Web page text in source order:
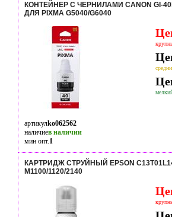
КОНТЕЙНЕР С ЧЕРНИЛАМИ CANON GI-
ДЛЯ PIXMA G5040/G6040
артикулko062562
наличиев наличии
мин опт.1
КАРТРИДЖ СТРУЙНЫЙ EPSON
M1100/1120/2140